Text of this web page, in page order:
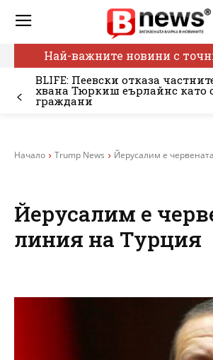
Най-важните новини с
BLIFE: Пеевски отказа
хвана Тюркиш еърлайнс като
граждани
Начало Trump News Йерусалим е
Йерусалим е
линия на Турция